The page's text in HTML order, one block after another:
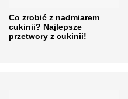
Co zrobić z nadmiarem
cukinii? Najlepsze
przetwory z cukinii!